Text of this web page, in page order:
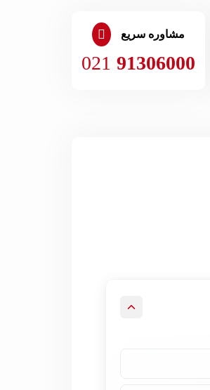
مشاوره سریع
021 91306000